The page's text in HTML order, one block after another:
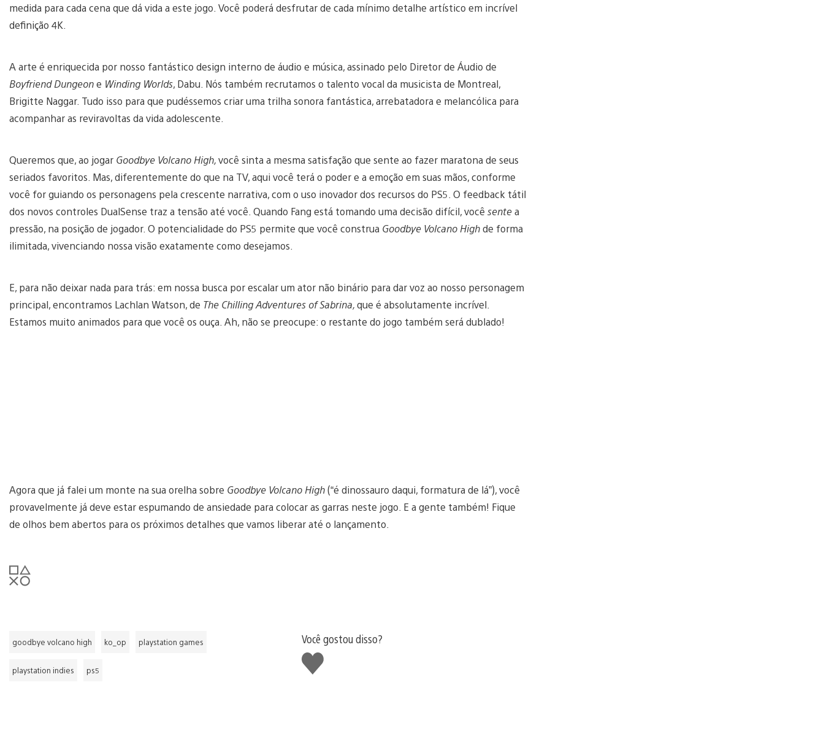
medida para cada cena que dá vida a este jogo. Você poderá desfrutar de cada mínimo detalhe artístico em incrível
definição 4K.
A arte é enriquecida por nosso fantástico design interno de áudio e música, assinado pelo Diretor de Áudio de
Boyfriend Dungeone Winding Worlds, Dabu. Nós também recrutamos o talento vocal da musicista de Montreal,
Brigitte Naggar. Tudo isso para que pudéssemos criar uma trilha sonora fantástica, arrebatadora e melancólica para
acompanhar as reviravoltas da vida adolescente.
Queremos que, ao jogar Goodbye Volcano High,você sinta a mesma satisfação que sente ao fazer maratona de seus
seriados favoritos. Mas, diferentemente do que na TV, aqui você terá o poder e a emoção em suas mãos, conforme
você for guiando os personagens pela crescente narrativa, com o uso inovador dos recursos do PS5. O feedback tátil
dos novos controles DualSense traz a tensão até você. Quando Fang está tomando uma decisão difícil, você sentea
pressão, na posição de jogador. O potencialidade do PS5 permite que você construa Goodbye Volcano Highde forma
ilimitada, vivenciando nossa visão exatamente como desejamos.
E, para não deixar nada para trás: em nossa busca por escalar um ator não binário para dar voz ao nosso personagem
principal, encontramos Lachlan Watson, de The Chilling Adventures of Sabrina,que é absolutamente incrível.
Estamos muito animados para que você os ouça. Ah, não se preocupe: o restante do jogo também será dublado!
Agora que já falei um monte na sua orelha sobre Goodbye Volcano High(“é dinossauro daqui, formatura de lá”), você
provavelmente já deve estar espumando de ansiedade para colocar as garras neste jogo. E a gente também! Fique
de olhos bem abertos para os próximos detalhes que vamos liberar até o lançamento.
goodbye volcano high ko_op playstation games
playstation indies ps5
Você gostou disso?
Curtir